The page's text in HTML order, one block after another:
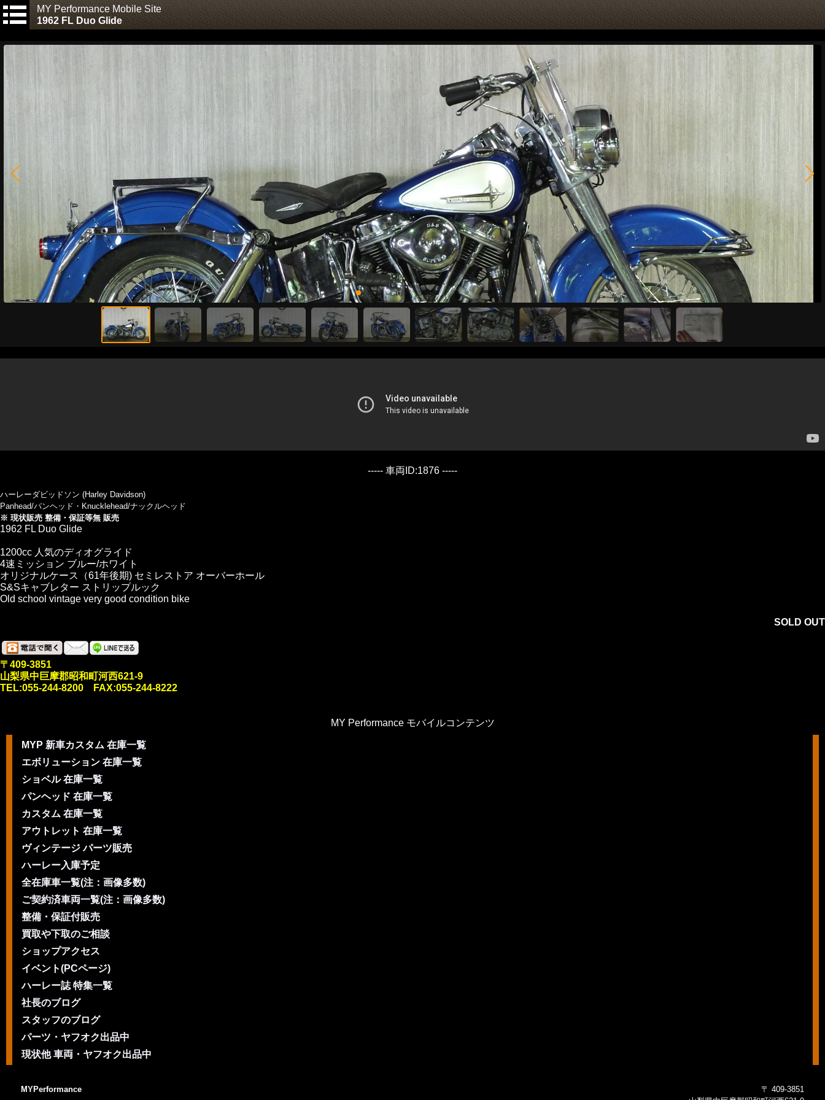
MY Performance Mobile Site
1962 FL Duo Glide
----- 車両ID:1876 -----
ハーレーダビッドソン (Harley Davidson)
Panhead/パンヘッド・Knucklehead/ナックルヘッド
※ 現状販売 整備・保証等無 販売
1962 FL Duo Glide
1200cc 人気のディオグライド
4速ミッション ブルー/ホワイト
オリジナルケース（61年後期) セミレストア オーバーホール
S&Sキャブレター ストリップルック
Old school vintage very good condition bike
SOLD OUT
〒409-3851
山梨県中巨摩郡昭和町河西621-9
TEL:055-244-8200 FAX:055-244-8222
MY Performance モバイルコンテンツ
MYP 新車カスタム 在庫一覧
エボリューション 在庫一覧
ショベル 在庫一覧
パンヘッド 在庫一覧
カスタム 在庫一覧
アウトレット 在庫一覧
ヴィンテージ パーツ販売
ハーレー入庫予定
全在庫車一覧(注：画像多数)
ご契約済車両一覧(注：画像多数)
整備・保証付販売
買取や下取のご相談
ショップアクセス
イベント(PCページ)
ハーレー誌 特集一覧
社長のブログ
スタッフのブログ
パーツ・ヤフオク出品中
現状他 車両・ヤフオク出品中
MYPerformance
〒 409-3851